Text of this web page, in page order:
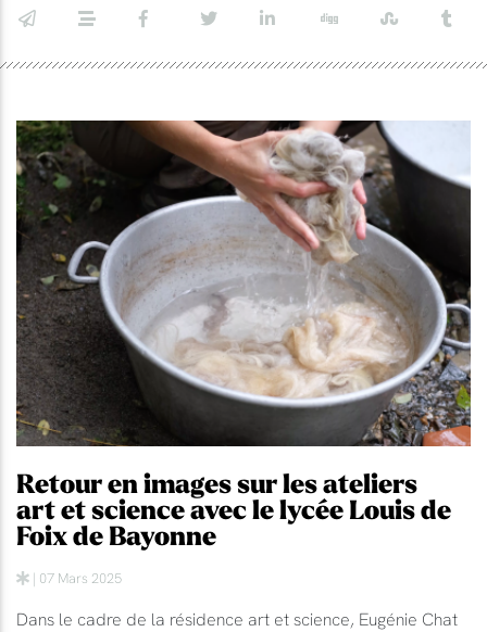
Retour en images sur les ateliers
art et science avec le lycée Louis de
Foix de Bayonne
| 07 Mars 2025
Dans le cadre de la résidence art et science, Eugénie Chat